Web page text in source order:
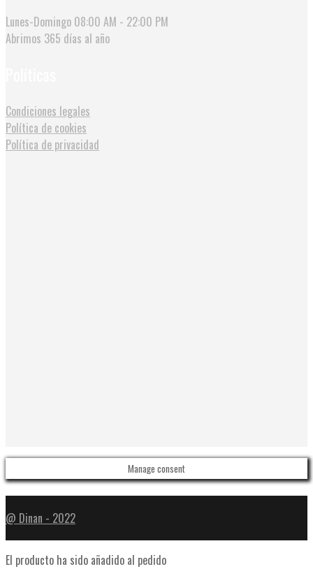
Lunes-Domingo 08:00 AM - 22:00 PM
Abrimos 365 días al año
Condiciones legales
Política de cookies
Política de privacidad
Manage consent
@ Dinan - 2022
El producto ha sido añadido al pedido